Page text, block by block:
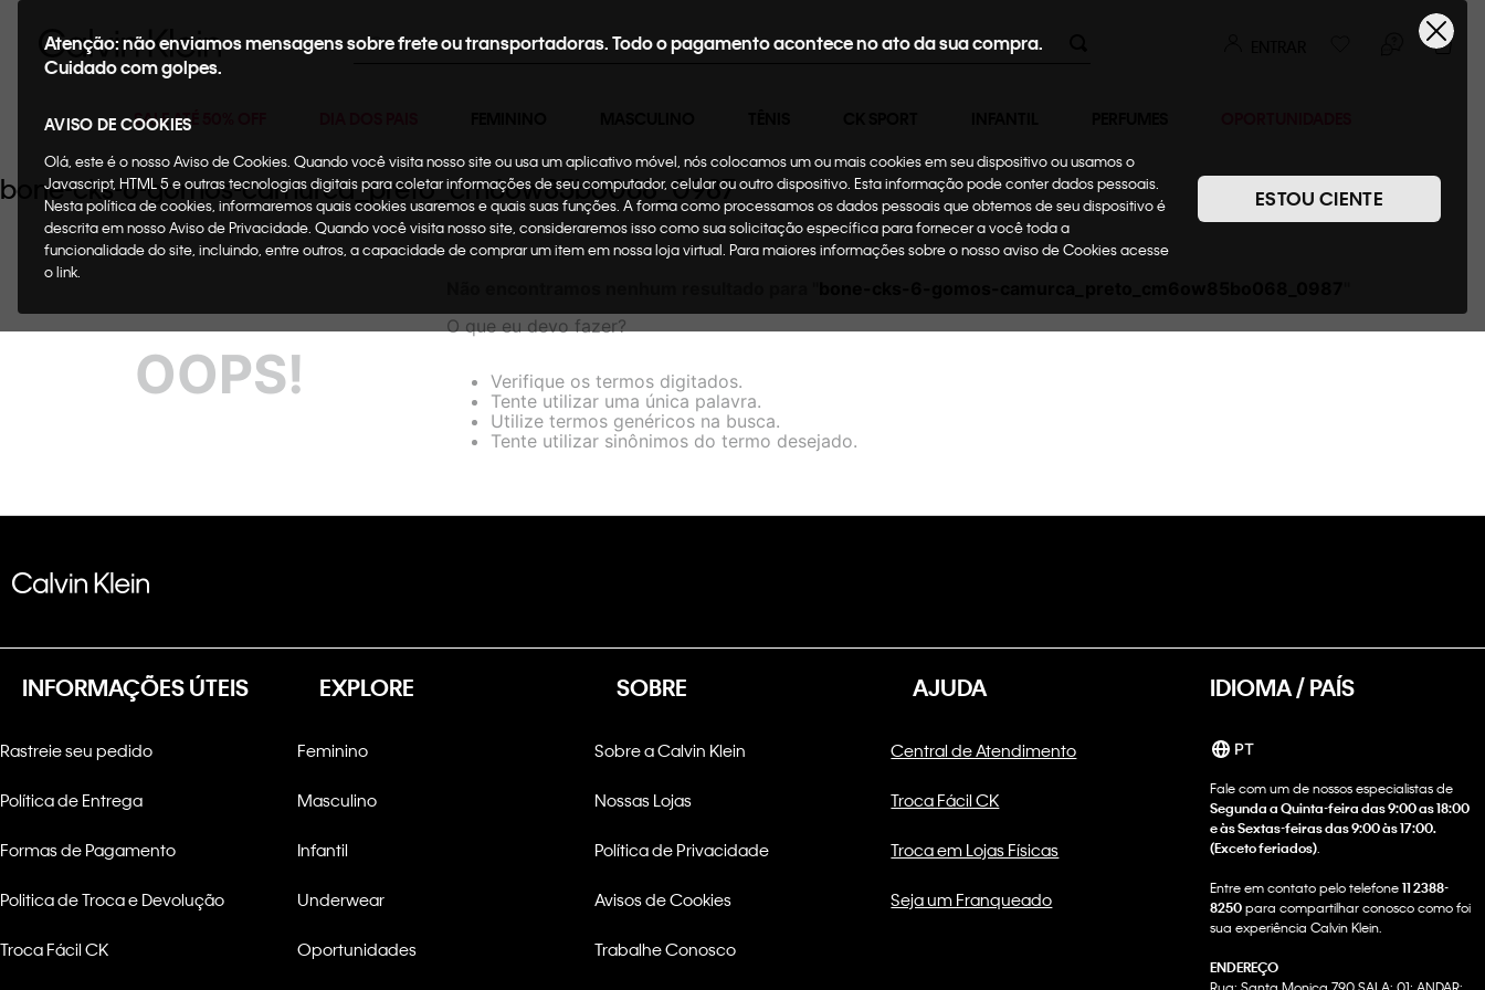
Buscar
SALE ATÉ 50% OFF
Atenção: não enviamos mensagens sobre frete ou transportadoras. Todo o pagamento acontece no ato da sua compra.
Cuidado com golpes.
AVISO DE COOKIES
Olá, este é o nosso Aviso de Cookies. Quando você visita nosso site ou usa um aplicativo móvel, nós colocamos um ou mais cookies em seu dispositivo ou usamos o
Javascript, HTML 5 e outras tecnologias digitais para coletar informações de seu computador, celular ou outro dispositivo. Esta informação pode conter dados pessoais.
Nesta política de cookies, informaremos quais cookies usaremos e quais suas funções. A forma como processamos os dados pessoais que obtemos de seu dispositivo é
descrita em nosso Aviso de Privacidade. Quando você visita nosso site, consideraremos isso como sua solicitação específica para fornecer a você toda a
funcionalidade do site, incluindo, entre outros, a capacidade de comprar um item em nossa loja virtual. Para maiores informações sobre o nosso aviso de Cookies acesse
o link.
ESTOU CIENTE
bone-cks-6-gomos-camurca_preto_cm6ow85bo068_0987
OOPS!
O que eu devo fazer?
Verifique os termos digitados.
Tente utilizar uma única palavra.
Utilize termos genéricos na busca.
Tente utilizar sinônimos do termo desejado.
INFORMAÇÕES ÚTEIS
Rastreie seu pedido
Política de Entrega
Formas de Pagamento
Politica de Troca e Devolução
Troca Fácil CK
EXPLORE
Feminino
Masculino
Infantil
Underwear
Oportunidades
SOBRE
Sobre a Calvin Klein
Nossas Lojas
Política de Privacidade
Avisos de Cookies
Trabalhe Conosco
AJUDA
Central de Atendimento
Troca Fácil CK
Troca em Lojas Físicas
Seja um Franqueado
IDIOMA / PAÍS
PT
Fale com um de nossos especialistas de
Segunda a Quinta-feira das 9:00 as 18:00
e às Sextas-feiras das 9:00 às 17:00.
(Exceto feriados)
Entre em contato pelo telefone11 2388-
8250para compartilhar conosco como foi
sua experiência Calvin Klein.
ENDEREÇO